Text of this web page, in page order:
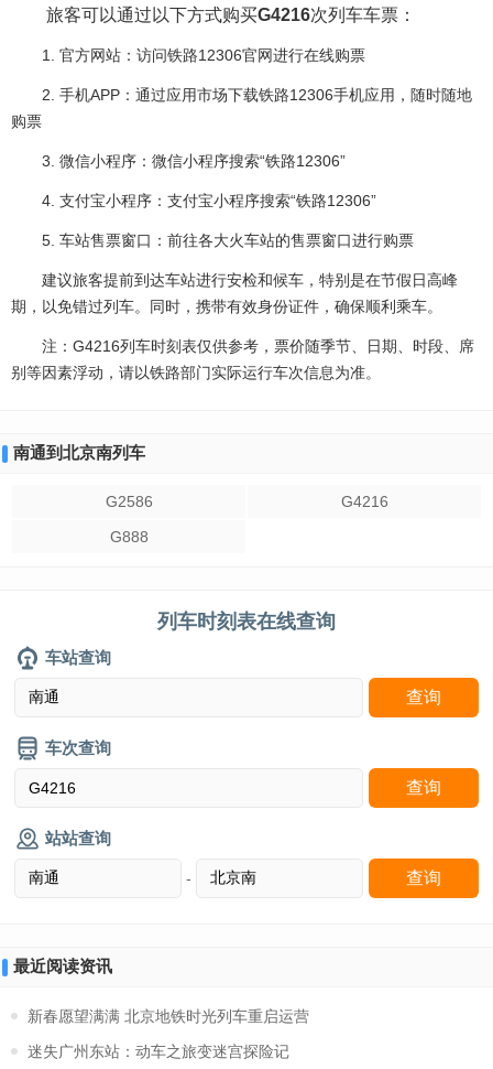
旅客可以通过以下方式购买G4216次列车车票：
1. 官方网站：访问铁路12306官网进行在线购票
2. 手机APP：通过应用市场下载铁路12306手机应用，随时随地
购票
3. 微信小程序：微信小程序搜索“铁路12306”
4. 支付宝小程序：支付宝小程序搜索“铁路12306”
5. 车站售票窗口：前往各大火车站的售票窗口进行购票
建议旅客提前到达车站进行安检和候车，特别是在节假日高峰
期，以免错过列车。同时，携带有效身份证件，确保顺利乘车。
注：G4216列车时刻表仅供参考，票价随季节、日期、时段、席
别等因素浮动，请以铁路部门实际运行车次信息为准。
南通到北京南列车
G2586
G4216
G888
列车时刻表在线查询
车站查询
车次查询
站站查询
-
最近阅读资讯
新春愿望满满 北京地铁时光列车重启运营
迷失广州东站：动车之旅变迷宫探险记